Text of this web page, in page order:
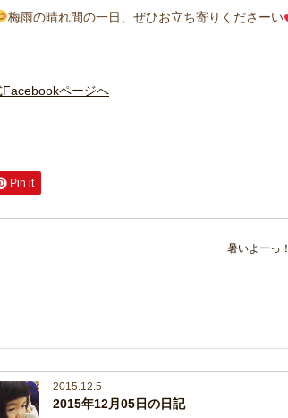
梅雨の晴れ間の一日、ぜひお立ち寄りくださーい
ページへ
Pin it
暑いよーっ！
2015.12.5
2015年12月05日の日記